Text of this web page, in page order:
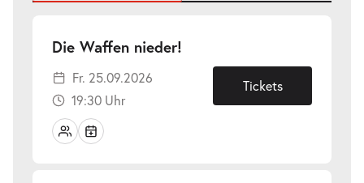
Die Waffen nieder!
25.09.2026
Fr. 25.09.2026
19:30 Uhr
Tickets